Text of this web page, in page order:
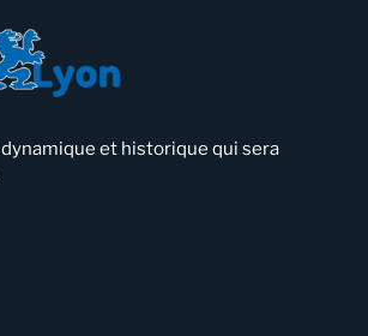
et historique qui sera